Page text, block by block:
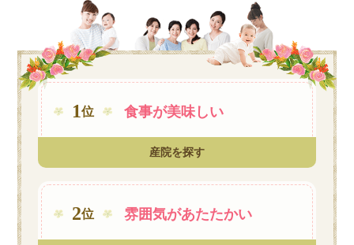
1位 食事が美味しい
産院を探す
2位 雰囲気があたたかい